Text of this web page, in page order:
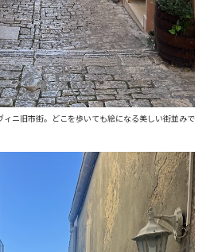
ニ旧市街。どこを歩いても絵になる美しい街並みで